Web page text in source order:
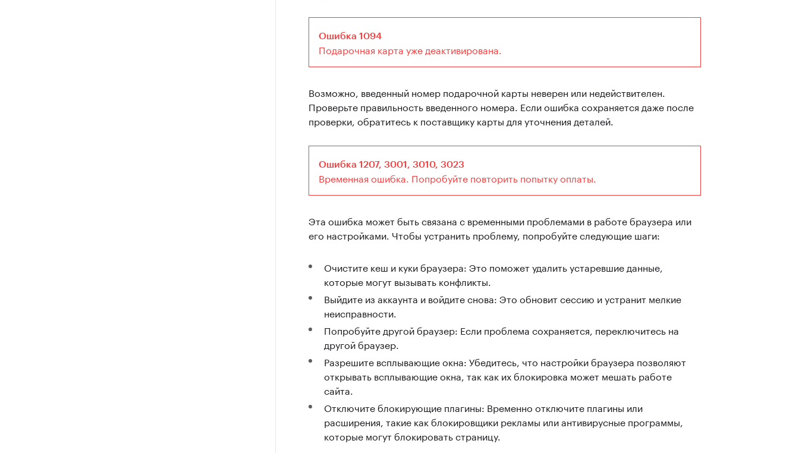
Ошибка 1094
Подарочная карта уже деактивирована.
Возможно, введенный номер подарочной карты неверен или недействителен.
Проверьте правильность введенного номера. Если ошибка сохраняется даже после
проверки, обратитесь к поставщику карты для уточнения деталей.
Ошибка 1207, 3001, 3010, 3023
Временная ошибка. Попробуйте повторить попытку оплаты.
Эта ошибка может быть связана с временными проблемами в работе браузера или
его настройками. Чтобы устранить проблему, попробуйте следующие шаги:
Очистите кеш и куки браузера: Это поможет удалить устаревшие данные,
которые могут вызывать конфликты.
Выйдите из аккаунта и войдите снова: Это обновит сессию и устранит мелкие
неисправности.
Попробуйте другой браузер: Если проблема сохраняется, переключитесь на
другой браузер.
Разрешите всплывающие окна: Убедитесь, что настройки браузера позволяют
открывать всплывающие окна, так как их блокировка может мешать работе
сайта.
Отключите блокирующие плагины: Временно отключите плагины или
расширения, такие как блокировщики рекламы или антивирусные программы,
которые могут блокировать страницу.